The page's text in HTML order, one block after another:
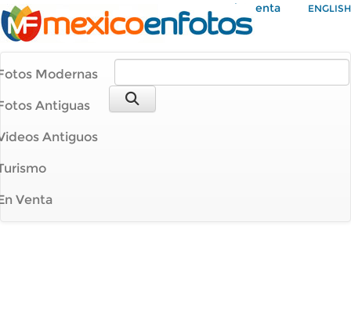
Mi Cuenta ENGLISH
Modernas
Antiguas
Antiguos
Venta